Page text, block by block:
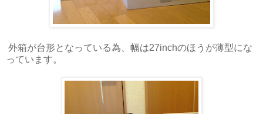
外箱が台形となっている為、幅は27inchのほうが薄型にな
っています。